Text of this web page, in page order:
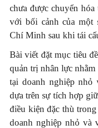
chưa được chuyển
với bối cảnh của
Chí Minh sau khi tái
Bài viết đặt mục tiêu
quản trị nhân lực
tại doanh nghiệp
dựa trên sự tích hợp
điều kiện đặc thù
doanh nghiệp nhỏ và